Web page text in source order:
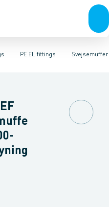
Muffer, klemmer &
PE EL fittings
Duktiljern fittings Svejsemuffer
ReduktionerAnboringssadler-